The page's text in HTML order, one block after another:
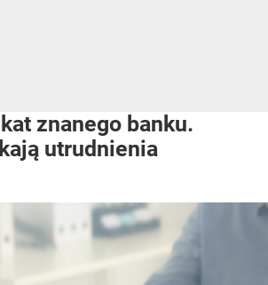
znanego banku.
utrudnienia